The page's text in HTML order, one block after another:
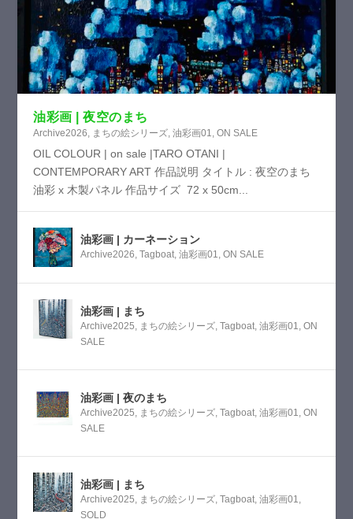
油彩画 | 夜空のまち
Archive2026 まちの絵シリーズ ,油彩画01 ,ON SALE
OIL COLOUR | on sale |TARO OTANI |
CONTEMPORARY ART 作品説明 タイトル : 夜空のまち
油彩 x 木製パネル 作品サイズ 72 x 50cm...
油彩画 | カーネーション
Archive2026 ,Tagboat ,油彩画01 ,ON SALE
油彩画 | まち
Archive2025 まちの絵シリーズ ,Tagboat ,油彩画01 ,ON
SALE
油彩画 | 夜のまち
Archive2025 まちの絵シリーズ ,Tagboat ,油彩画01 ,ON
SALE
油彩画 | まち
Archive2025 まちの絵シリーズ ,Tagboat ,油彩画01
SOLD